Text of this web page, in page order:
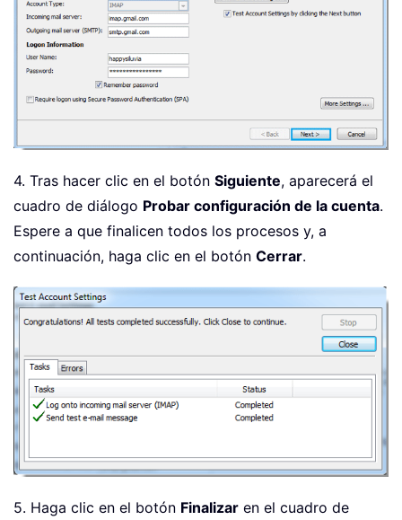
4. Tras hacer clic en el botón Siguiente, aparecerá el
cuadro de diálogo Probar configuración de la cuenta.
Espere a que finalicen todos los procesos y, a
continuación, haga clic en el botón Cerrar.
5. Haga clic en el botón Finalizar en el cuadro de